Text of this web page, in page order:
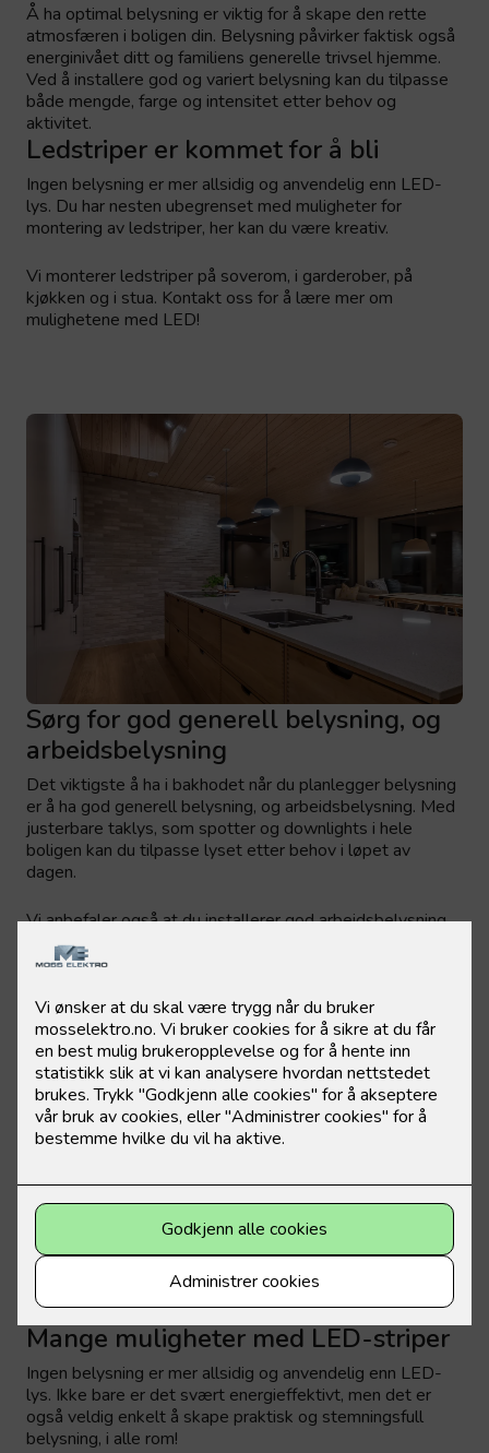
Å ha optimal belysning er viktig for å skape den rette
atmosfæren i boligen din. Belysning påvirker faktisk også
energinivået ditt og familiens generelle trivsel hjemme.
Ved å installere god og variert belysning kan du tilpasse
både mengde, farge og intensitet etter behov og
aktivitet.
Ledstriper er kommet for å bli
Ingen belysning er mer allsidig og anvendelig enn LED-
lys. Du har nesten ubegrenset med muligheter for
montering av ledstriper, her kan du være kreativ.
Vi monterer ledstriper på soverom, i garderober, på
kjøkken og i stua. Kontakt oss for å lære mer om
mulighetene med LED!
Sørg for god generell belysning, og
arbeidsbelysning
Det viktigste å ha i bakhodet når du planlegger belysning
er å ha god generell belysning, og arbeidsbelysning. Med
justerbare taklys, som spotter og downlights i hele
boligen kan du tilpasse lyset etter behov i løpet av
dagen.
Vi anbefaler også at du installerer god arbeidsbelysning
på kjøkkenet, spesielt over kjøkkenbenken. Da ser du
mye bedre når du lager mat, i tillegg til at det er lettere å
Mange muligheter med LED-striper
Ingen belysning er mer allsidig og anvendelig enn LED-
lys. Ikke bare er det svært energieffektivt, men det er
også veldig enkelt å skape praktisk og stemningsfull
belysning, i alle rom!